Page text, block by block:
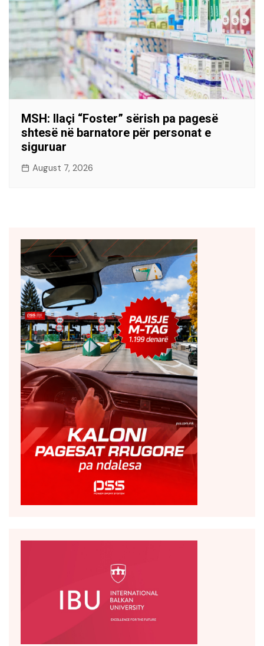
MSH: Ilaçi “Foster” sërish pa pagesë
shtesë në barnatore për personat e
siguruar
August 7, 2026